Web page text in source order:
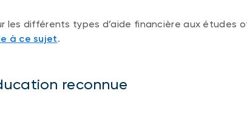
les différents types d’aide financière aux études
à ce sujet.
reconnue